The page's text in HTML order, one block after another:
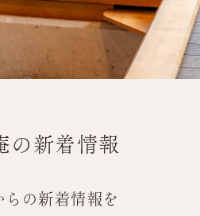
の新着情報
らの新着情報を